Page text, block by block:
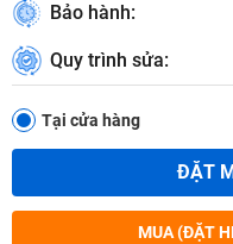
Bảo hành:
Quy trình sửa:
Tại cửa hàng
ĐẶT
MUA (ĐẶT